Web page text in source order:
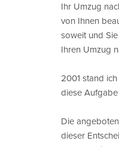
Ihr Umzug
von Ihnen
soweit und
Ihren Umzug
2001 stand
diese
Die
dieser